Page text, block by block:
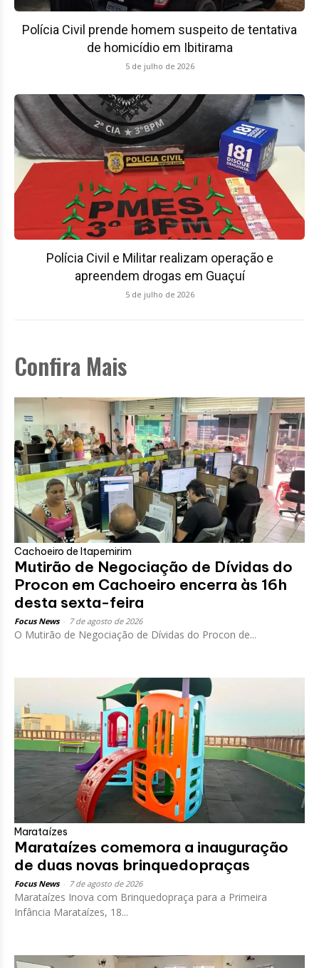
Polícia Civil prende homem suspeito de tentativa
de homicídio em Ibitirama
5 de julho de 2026
Polícia Civil e Militar realizam operação e
apreendem drogas em Guaçuí
5 de julho de 2026
Confira Mais
Cachoeiro de Itapemirim
Mutirão de Negociação de Dívidas do
Procon em Cachoeiro encerra às 16h
desta sexta-feira
Focus News 7 de agosto de 2026
O Mutirão de Negociação de Dívidas do Procon de...
Marataízes
Marataízes comemora a inauguração
de duas novas brinquedopraças
Focus News 7 de agosto de 2026
Marataízes Inova com Brinquedopraça para a Primeira
Infância Marataízes, 18...